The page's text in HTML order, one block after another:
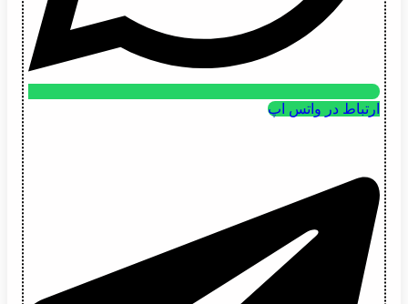
ارتباط در واتس اپ